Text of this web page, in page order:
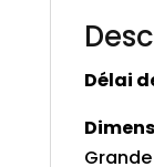
Délai